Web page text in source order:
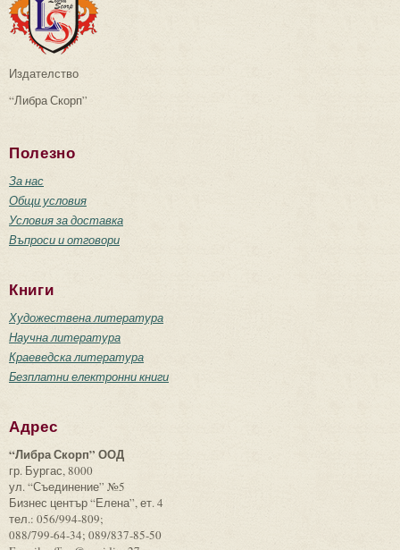
Издателство
“Либра Скорп”
Полезно
За нас
Общи условия
Условия за доставка
Въпроси и отговори
Книги
Художествена литература
Научна литература
Краеведска литература
Безплатни електронни книги
Адрес
“Либра Скорп” ООД
гр. Бургас, 8000
ул. “Съединение” №5
Бизнес център “Елена”, ет. 4
тел.: 056/994-809;
088/799-64-34; 089/837-85-50